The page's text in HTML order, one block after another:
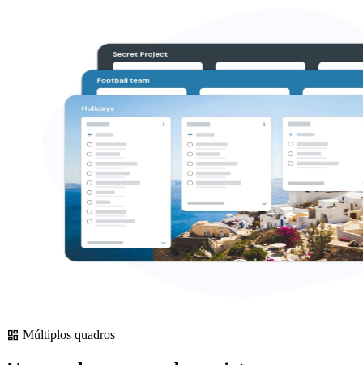
dashboard Múltiplos quadros